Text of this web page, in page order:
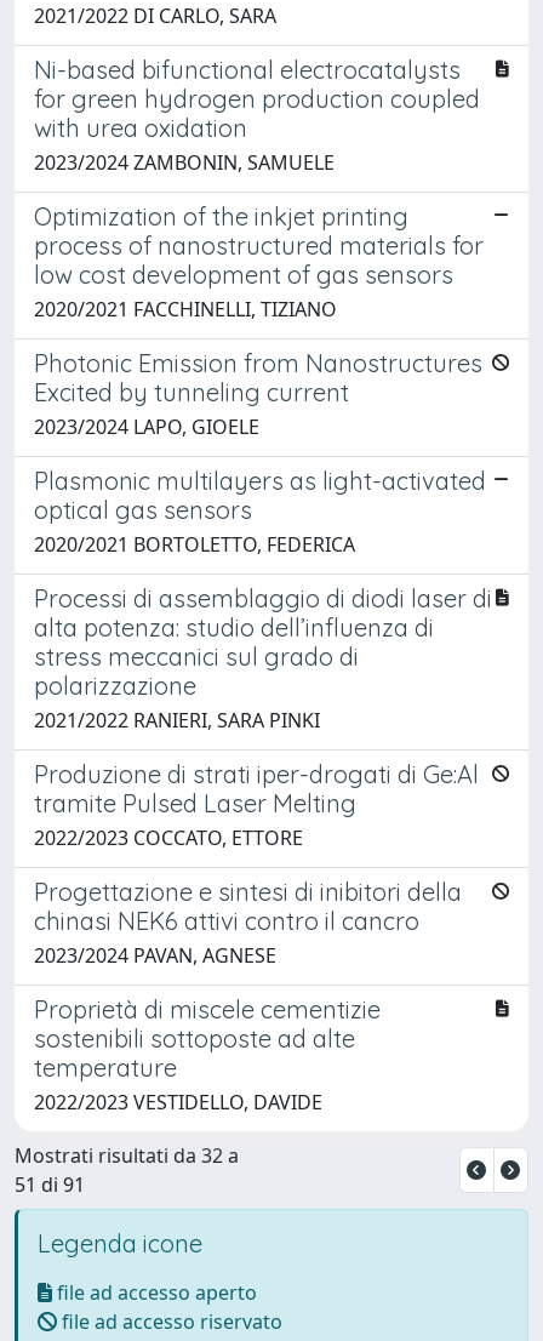
2021/2022 DI CARLO, SARA
Ni-based bifunctional electrocatalysts
for green hydrogen production coupled
with urea oxidation
2023/2024 ZAMBONIN, SAMUELE
Optimization of the inkjet printing
process of nanostructured materials for
low cost development of gas sensors
2020/2021 FACCHINELLI, TIZIANO
Photonic Emission from Nanostructures
Excited by tunneling current
2023/2024 LAPO, GIOELE
Plasmonic multilayers as light-activated
optical gas sensors
2020/2021 BORTOLETTO, FEDERICA
Processi di assemblaggio di diodi laser di
alta potenza: studio dell’influenza di
stress meccanici sul grado di
polarizzazione
2021/2022 RANIERI, SARA PINKI
Produzione di strati iper-drogati di Ge:Al
tramite Pulsed Laser Melting
2022/2023 COCCATO, ETTORE
Progettazione e sintesi di inibitori della
chinasi NEK6 attivi contro il cancro
2023/2024 PAVAN, AGNESE
Proprietà di miscele cementizie
sostenibili sottoposte ad alte
temperature
2022/2023 VESTIDELLO, DAVIDE
Mostrati risultati da 32 a
51 di 91
Legenda icone
file ad accesso aperto
file ad accesso riservato